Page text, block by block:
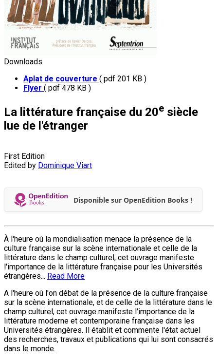
Downloads
Aplat de couverture ( pdf 201 KB )
Flyer ( pdf 478 KB )
La littérature française du 20e siècle
lue de l'étranger
First Edition
Edited by Dominique Viart
Disponible sur OpenEdition Books !
À l'heure où la mondialisation menace la présence de la
culture française sur la scène internationale et celle de la
littérature dans le champ culturel, cet ouvrage manifeste
l'importance de la littérature française pour les Universités
étrangères... Read More
A l'heure où l'on débat de la présence de la culture française
sur la scène internationale, et de celle de la littérature dans le
champ culturel, cet ouvrage manifeste l'importance de la
littérature moderne et contemporaine française dans les
Universités étrangères. Il établit et commente l'état actuel
des recherches, travaux et publications qui lui sont consacrés
dans le monde.